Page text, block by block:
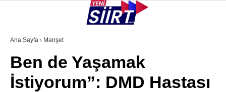
VİDEO
KURTALAN
Ana Sayfa › Manşet
Ben de Yaşamak
İstiyorum”: DMD Hastası